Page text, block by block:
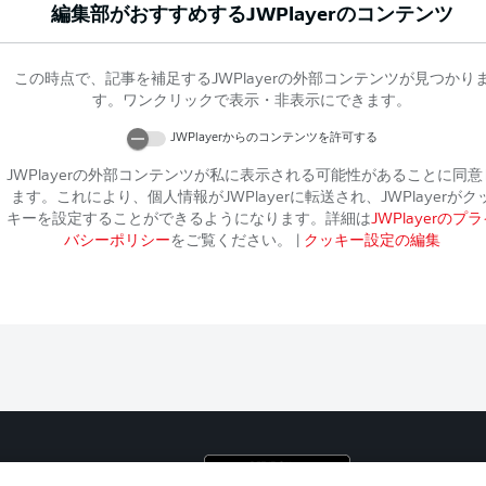
編集部がおすすめするJWPlayerのコンテンツ
この時点で、記事を補足するJWPlayerの外部コンテンツが見つかりま
す。ワンクリックで表示・非表示にできます。
JWPlayerからのコンテンツを許可する
JWPlayerの外部コンテンツが私に表示される可能性があることに同意
ます。これにより、個人情報がJWPlayerに転送され、 JWPlayerがク
キーを設定することができるようになります。詳細はJWPlayerのプラ
バシーポリシーをご覧ください。 クッキー設定の編集